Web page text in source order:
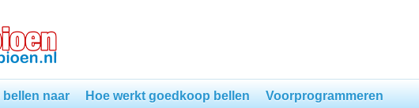
naar Hoe werkt goedkoop bellen Voorprogrammeren